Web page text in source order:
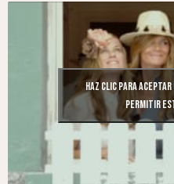
Haz clic para
permitir